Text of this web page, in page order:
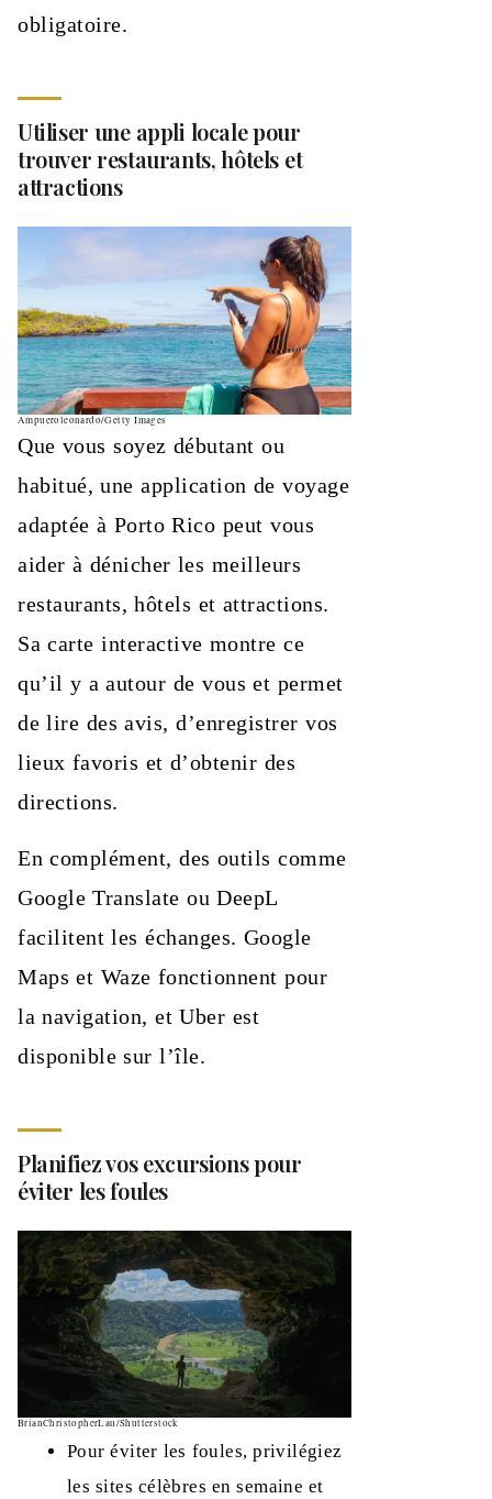
obligatoire.
Utiliser une appli locale pour
trouver restaurants, hôtels et
attractions
Ampueroleonardo/Getty Images
Que vous soyez débutant ou
habitué, une application de voyage
adaptée à Porto Rico peut vous
aider à dénicher les meilleurs
restaurants, hôtels et attractions.
Sa carte interactive montre ce
qu’il y a autour de vous et permet
de lire des avis, d’enregistrer vos
lieux favoris et d’obtenir des
directions.
En complément, des outils comme
Google Translate ou DeepL
facilitent les échanges. Google
Maps et Waze fonctionnent pour
la navigation, et Uber est
disponible sur l’île.
Planifiez vos excursions pour
éviter les foules
BrianChristopherLau/Shutterstock
Pour éviter les foules, privilégiez
les sites célèbres en semaine et